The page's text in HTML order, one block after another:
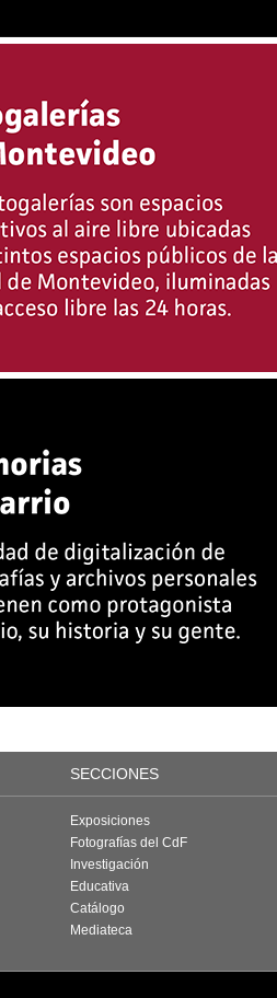
SECCIONES
Exposiciones
Fotografías del CdF
Investigación
Educativa
Catálogo
Mediateca